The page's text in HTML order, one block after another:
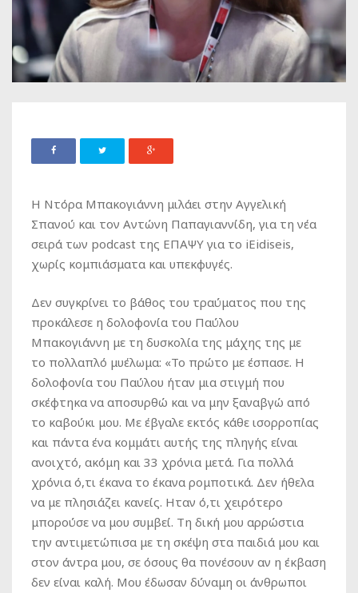
Η Ντόρα Μπακογιάννη μιλάει στην Αγγελική
Σπανού και τον Αντώνη Παπαγιαννίδη, για τη νέα
σειρά των podcast της ΕΠΑΨΥ για το iEidiseis,
χωρίς κομπιάσματα και υπεκφυγές.
Δεν συγκρίνει το βάθος του τραύματος που της
προκάλεσε η δολοφονία του Παύλου
Μπακογιάννη με τη δυσκολία της μάχης της με
το πολλαπλό μυέλωμα: «Το πρώτο με έσπασε. Η
δολοφονία του Παύλου ήταν μια στιγμή που
σκέφτηκα να αποσυρθώ και να μην ξαναβγώ από
το καβούκι μου. Με έβγαλε εκτός κάθε ισορροπίας
και πάντα ένα κομμάτι αυτής της πληγής είναι
ανοιχτό, ακόμη και 33 χρόνια μετά. Για πολλά
χρόνια ό,τι έκανα το έκανα ρομποτικά. Δεν ήθελα
να με πλησιάζει κανείς. Ηταν ό,τι χειρότερο
μπορούσε να μου συμβεί. Τη δική μου αρρώστια
την αντιμετώπισα με τη σκέψη στα παιδιά μου και
στον άντρα μου, σε όσους θα πονέσουν αν η έκβαση
δεν είναι καλή. Μου έδωσαν δύναμη οι άνθρωποι